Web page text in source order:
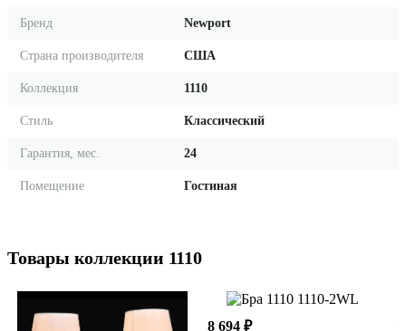
Бренд Newport
Страна производителя США
Коллекция 1110
Стиль Классический
Гарантия, мес. 24
Помещение Гостиная
Товары коллекции 1110
8 694 ₽